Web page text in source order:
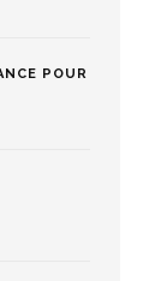
POUR